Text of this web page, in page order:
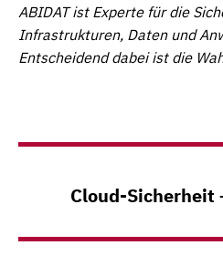
ABIDAT ist Experte für die
Infrastrukturen, Daten und
Entscheidend dabei ist die
Cloud-Sicherheit